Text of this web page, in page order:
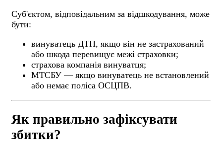
Суб'єктом, відповідальним за відшкодування, може
бути:
винуватець ДТП, якщо він не застрахований
або шкода перевищує межі страховки;
страхова компанія винуватця;
МТСБУ — якщо винуватець не встановлений
або немає поліса ОСЦПВ.
Як правильно зафіксувати
збитки?